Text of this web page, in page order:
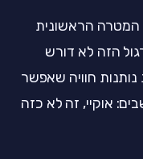
המטרה הראשונית
הזה לא דורש
חוויה שאפשר
אוקיי, זה לא כזה